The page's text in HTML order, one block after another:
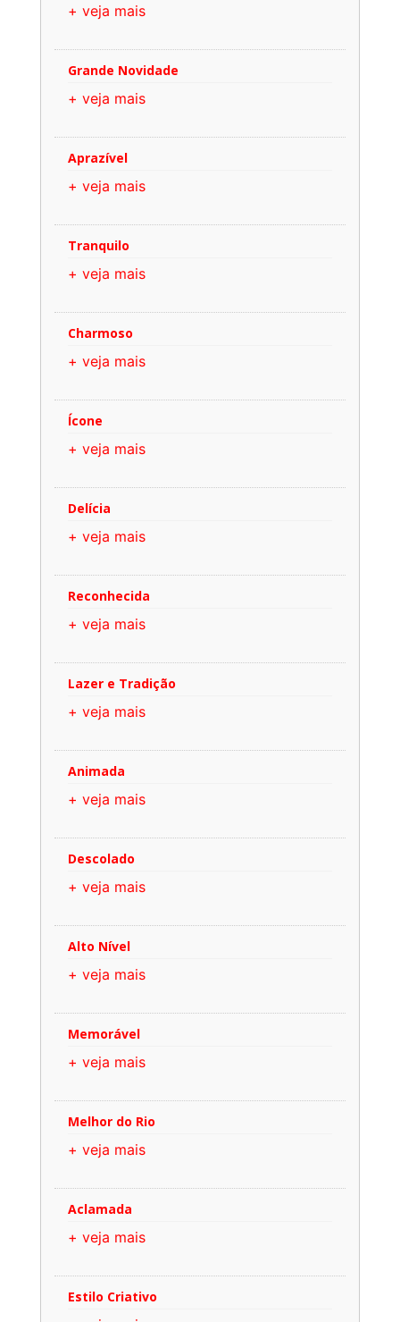
+ veja mais
Grande Novidade
+ veja mais
Aprazível
+ veja mais
Tranquilo
+ veja mais
Charmoso
+ veja mais
Ícone
+ veja mais
Delícia
+ veja mais
Reconhecida
+ veja mais
Lazer e Tradição
+ veja mais
Animada
+ veja mais
Descolado
+ veja mais
Alto Nível
+ veja mais
Memorável
+ veja mais
Melhor do Rio
+ veja mais
Aclamada
+ veja mais
Estilo Criativo